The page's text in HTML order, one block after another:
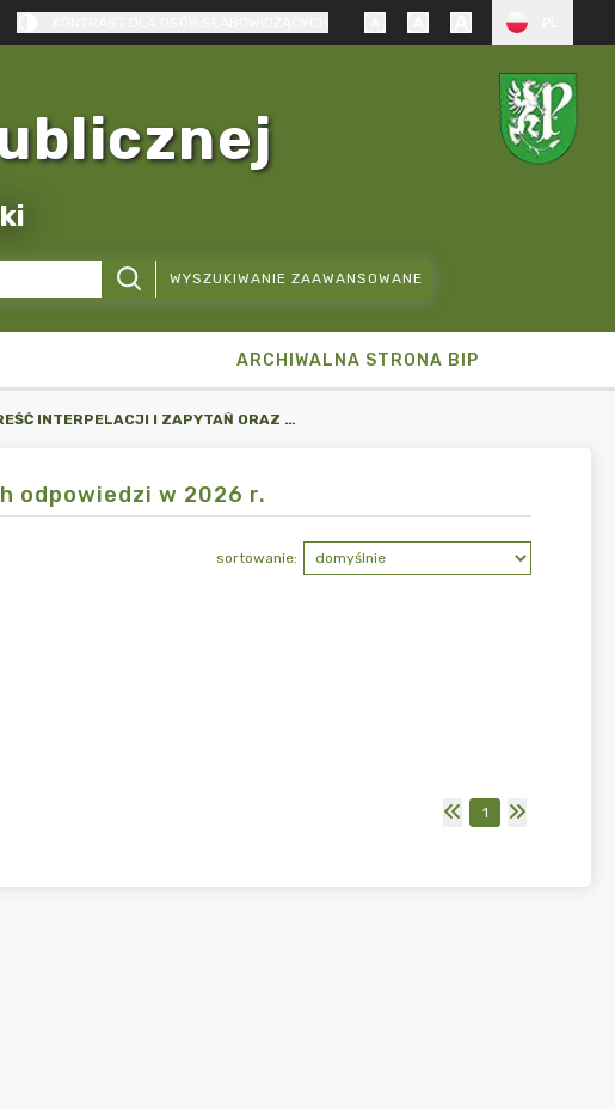
WYSZUKIWANIE ZAAWANSOWANE
ARCHIWALNA STRONA BIP
TREŚĆ INTERPELACJI I ZAPYTAŃ ORAZ UDZIELONYCH ODPOWIEDZI W 2026 R.
odpowiedzi w 2026 r.
sortowanie:
1